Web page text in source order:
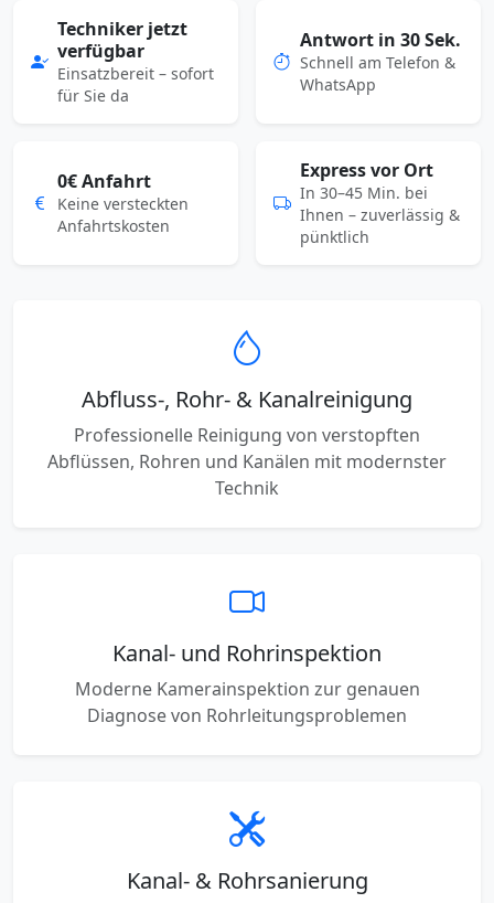
Techniker jetzt
verfügbar
Einsatzbereit – sofort
für Sie da
Antwort in 30 Sek.
Schnell am Telefon &
WhatsApp
0€ Anfahrt
Keine versteckten
Anfahrtskosten
Express vor Ort
In 30–45 Min. bei
Ihnen – zuverlässig &
pünktlich
Abfluss-, Rohr- & Kanalreinigung
Professionelle Reinigung von verstopften
Abflüssen, Rohren und Kanälen mit modernster
Technik
Kanal- und Rohrinspektion
Moderne Kamerainspektion zur genauen
Diagnose von Rohrleitungsproblemen
Kanal- & Rohrsanierung